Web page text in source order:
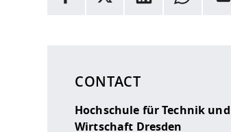
CONTACT
Hochschule für Technik und
Wirtschaft Dresden